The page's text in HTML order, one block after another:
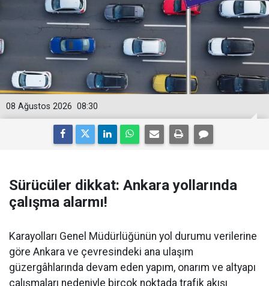
08:30
08 Ağustos 2026
Sürücüler dikkat: Ankara yollarında
çalışma alarmı!
Karayolları Genel Müdürlüğünün yol durumu verilerine
göre Ankara ve çevresindeki ana ulaşım
güzergâhlarında devam eden yapım, onarım ve altyapı
çalışmaları nedeniyle birçok noktada trafik akışı